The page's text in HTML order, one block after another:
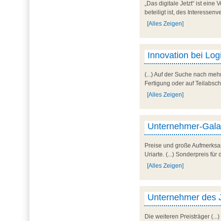
„Das digitale Jetzt“ ist eine
beteiligt ist, des
[Alles Zeigen]
Innovation bei
(...) Auf der Suche nach
Fertigung oder auf
[Alles Zeigen]
Unternehmer-
Preise und große
Uriarte. (...) Sonderpreis für
[Alles Zeigen]
Unternehmer des
Die weiteren Preisträger